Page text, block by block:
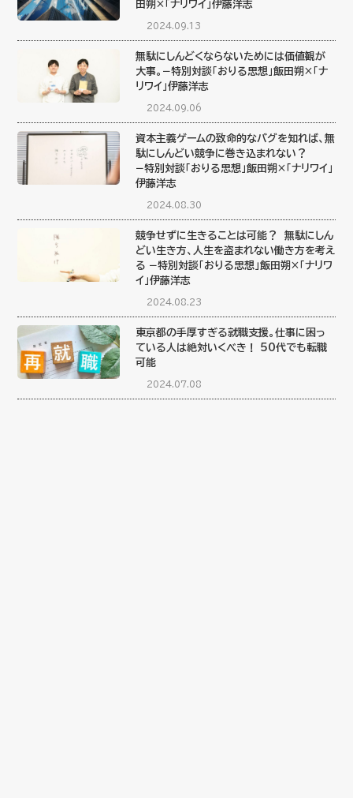
田朔×「ナリワイ」伊藤洋志
2024.09.13
無駄にしんどくならないためには価値観が
大事。−特別対談「おりる思想」飯田朔×「ナ
リワイ」伊藤洋志
2024.09.06
資本主義ゲームの致命的なバグを知れば、無
駄にしんどい競争に巻き込まれない？
−特別対談「おりる思想」飯田朔×「ナリワイ」
伊藤洋志
2024.08.30
競争せずに生きることは可能？ 無駄にしん
どい生き方、人生を盗まれない働き方を考え
る −特別対談「おりる思想」飯田朔×「ナリワ
イ」伊藤洋志
2024.08.23
東京都の手厚すぎる就職支援。仕事に困っ
ている人は絶対いくべき！ 50代でも転職
可能
2024.07.08